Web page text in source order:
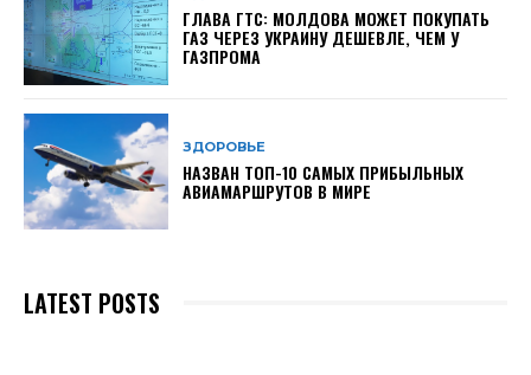
ГЛАВА ГТС: МОЛДОВА МОЖЕТ ПОКУПАТЬ
ГАЗ ЧЕРЕЗ УКРАИНУ ДЕШЕВЛЕ, ЧЕМ У
ГАЗПРОМА
ЗДОРОВЬЕ
НАЗВАН ТОП-10 САМЫХ ПРИБЫЛЬНЫХ
АВИАМАРШРУТОВ В МИРЕ
LATEST POSTS